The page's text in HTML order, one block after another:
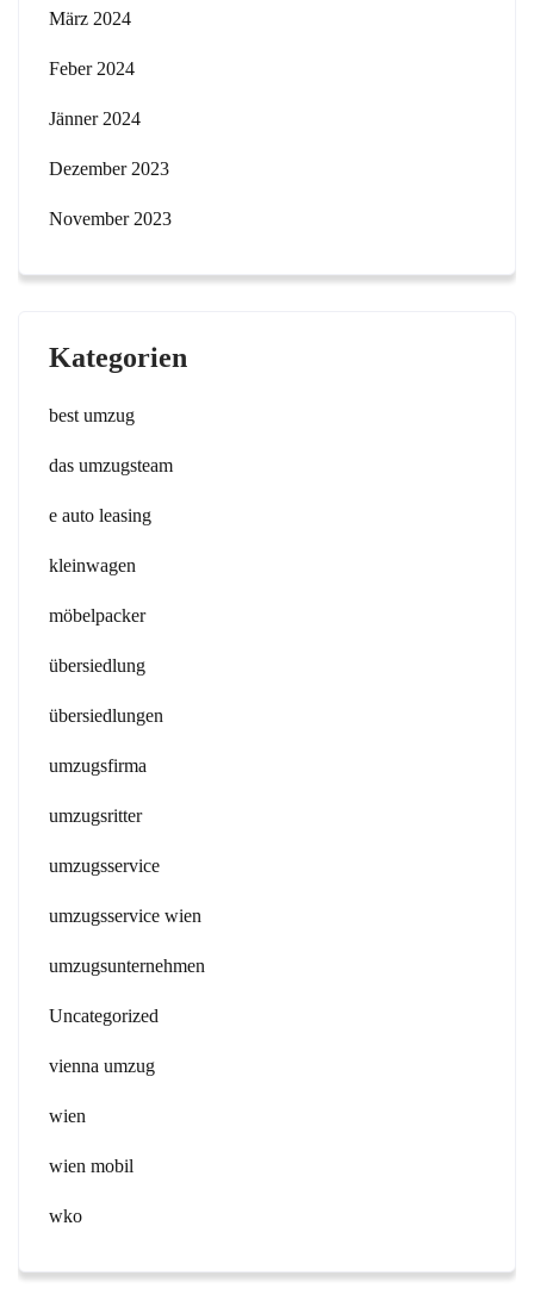
März 2024
Feber 2024
Jänner 2024
Dezember 2023
November 2023
Kategorien
best umzug
das umzugsteam
e auto leasing
kleinwagen
möbelpacker
übersiedlung
übersiedlungen
umzugsfirma
umzugsritter
umzugsservice
umzugsservice wien
umzugsunternehmen
Uncategorized
vienna umzug
wien
wien mobil
wko